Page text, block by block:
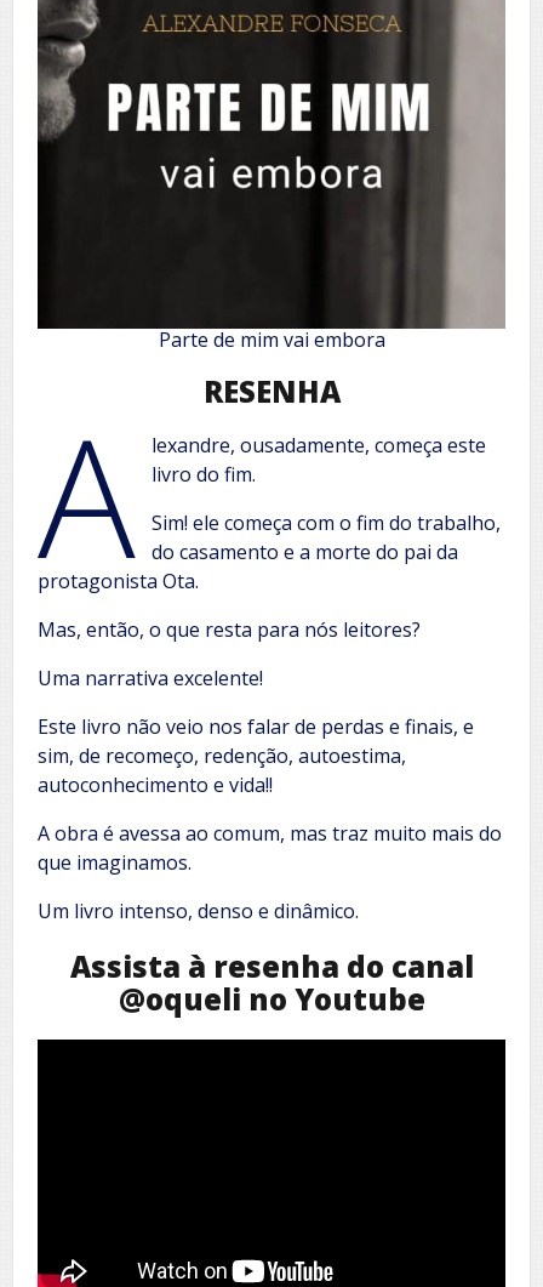
Parte de mim vai embora
RESENHA
A
lexandre, ousadamente, começa este
livro do fim.
Sim! ele começa com o fim do trabalho,
do casamento e a morte do pai da
protagonista Ota.
Mas, então, o que resta para nós leitores?
Uma narrativa excelente!
Este livro não veio nos falar de perdas e finais, e
sim, de recomeço, redenção, autoestima,
autoconhecimento e vida!!
A obra é avessa ao comum, mas traz muito mais do
que imaginamos.
Um livro intenso, denso e dinâmico.
Assista à resenha do canal
@oqueli no Youtube